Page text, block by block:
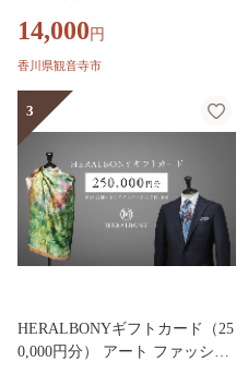
ー ユニ・チャーム
14,000 円
香川県観音寺市
3
HERALBONYギフトカード（25
0,000円分） アート ファッショ